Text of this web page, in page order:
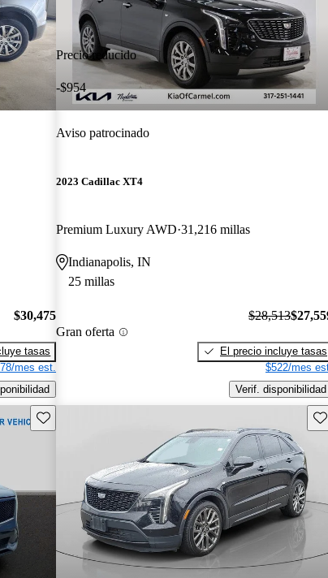
$30,475
tasas
mes est.
Precio reducido
-$954
Aviso patrocinado
2023 Cadillac XT4
Premium Luxury AWD 31,216 millas
Indianapolis, IN
25 millas
Gran oferta
$28,513
El precio incluye tasas
$522/mes
Verif. disponibilidad
Guarda este Aviso